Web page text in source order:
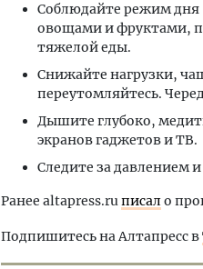
Соблюдайте режим дня
овощами и фруктами,
тяжелой еды.​
Снижайте нагрузки,
переутомляйтесь.
Дышите глубоко,
экранов гаджетов и ТВ.
Следите за давлением
Ранее altapress.ruписало
Подпишитесь на Алтапресс в